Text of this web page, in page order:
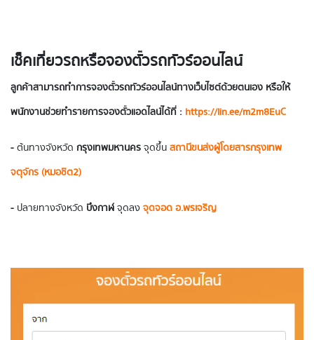
เช็คเที่ยวรถหรือจองตั๋วรถทัวร์ออนไลน์
ลูกค้าสามารถทำการจองตั๋วรถทัวร์ออนไลน์ทางเว็บไซต์ด้วยตนเอง หรือให้
พนักงานช่วยทำรายการจองตั๋วแอดไลน์ได้ที่ : https://lin.ee/m2m8EuC
-ต้นทางจังหวัด กรุงเทพมหานครจุดขึ้นสถานีขนส่งผู้โดยสารกรุงเทพ
จตุจักร (หมอชิต2)
- ปลายทางจังหวัด บึงกาฬจุดลงจุดจอด อ.พรเจริญ